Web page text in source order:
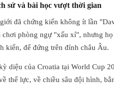
sử và bài học vượt thời gian
đã chứng kiến không ít lần
phòng ngự "xấu xí", nhưng
kiến, để đứng trên đỉnh châu Âu.
diệu của Croatia tại World Cup
thể lực, về chiều sâu đội hình,